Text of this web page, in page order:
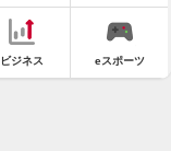
ビジネス eスポーツ